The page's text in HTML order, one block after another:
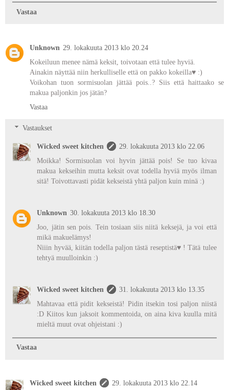
Vastaa
Unknown 29. lokakuuta 2013 klo 20.24
Kokeiluun menee nämä keksit, toivotaan että tulee hyviä.
Ainakin näyttää niin herkulliselle että on pakko kokeilla♥ :)
Voikohan tuon sormisuolan jättää pois..? Siis että haittaako se
makua paljonkin jos jätän?
Vastaa
Vastaukset
Wicked sweet kitchen
29. lokakuuta 2013 klo 22.06
Moikka! Sormisuolan voi hyvin jättää pois! Se tuo kivaa
makua kekseihin mutta keksit ovat todella hyviä myös ilman
sitä! Toivottavasti pidät kekseistä yhtä paljon kuin minä :)
Unknown 30. lokakuuta 2013 klo 18.30
Joo, jätin sen pois. Tein tosiaan siis niitä keksejä, ja voi että
mikä makuelämys!
Niiin hyvää, kiitän todella paljon tästä reseptistä♥ ! Tätä tulee
tehtyä muulloinkin :)
Wicked sweet kitchen
31. lokakuuta 2013 klo 13.35
Mahtavaa että pidit kekseistä! Pidin itsekin tosi paljon niistä
:D Kiitos kun jaksoit kommentoida, on aina kiva kuulla mitä
mieltä muut ovat ohjeistani :)
Vastaa
Wicked sweet kitchen
29. lokakuuta 2013 klo 22.14